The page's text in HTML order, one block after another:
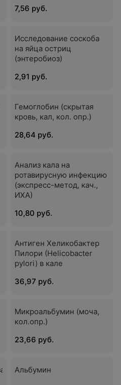
7,56 руб.
Исследование соскоба
на яйца остриц
(энтеробиоз)
2,91 руб.
Гемоглобин (скрытая
кровь, кал, кол. опр.)
28,64 руб.
Анализ кала на
ротавирусную инфекцию
(экспресс-метод, кач.,
ИХА)
10,80 руб.
Антиген Хеликобактер
Пилори (Helicobacter
pylori) в кале
36,97 руб.
Микроальбумин (моча,
кол.опр.)
23,66 руб.
Альбумин